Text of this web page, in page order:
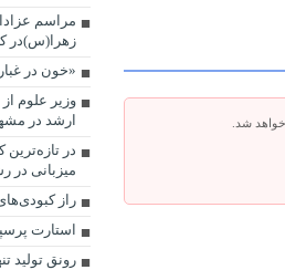
شد.
مراسم
زهرا(س)در
«خون در
وزیر علوم
ارشد در
در
میزبانی در
راز
استارت
رونق تولید